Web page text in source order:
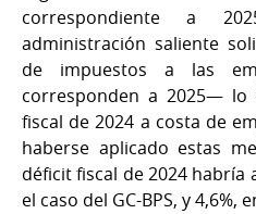
correspondiente a
administración saliente
de impuestos a las
corresponden a 2025—
fiscal de 2024 a costa de
haberse aplicado estas
déficit fiscal de 2024 habría
el caso del GC-BPS, y 4,6%,